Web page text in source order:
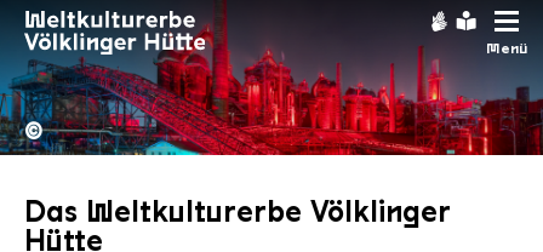
Menü
Hochofengruppe in Rot
Copyright:
©
Das Weltkulturerbe Völklinger
Hütte